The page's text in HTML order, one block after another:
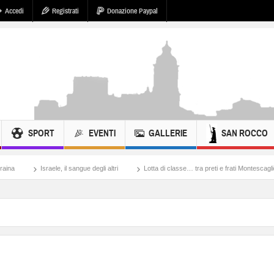
Accedi Registrati Donazione Paypal
SPORT EVENTI GALLERIE SAN ROCCO
sangue degli altri Lotta di classe… tra preti e frati Montescaglioso